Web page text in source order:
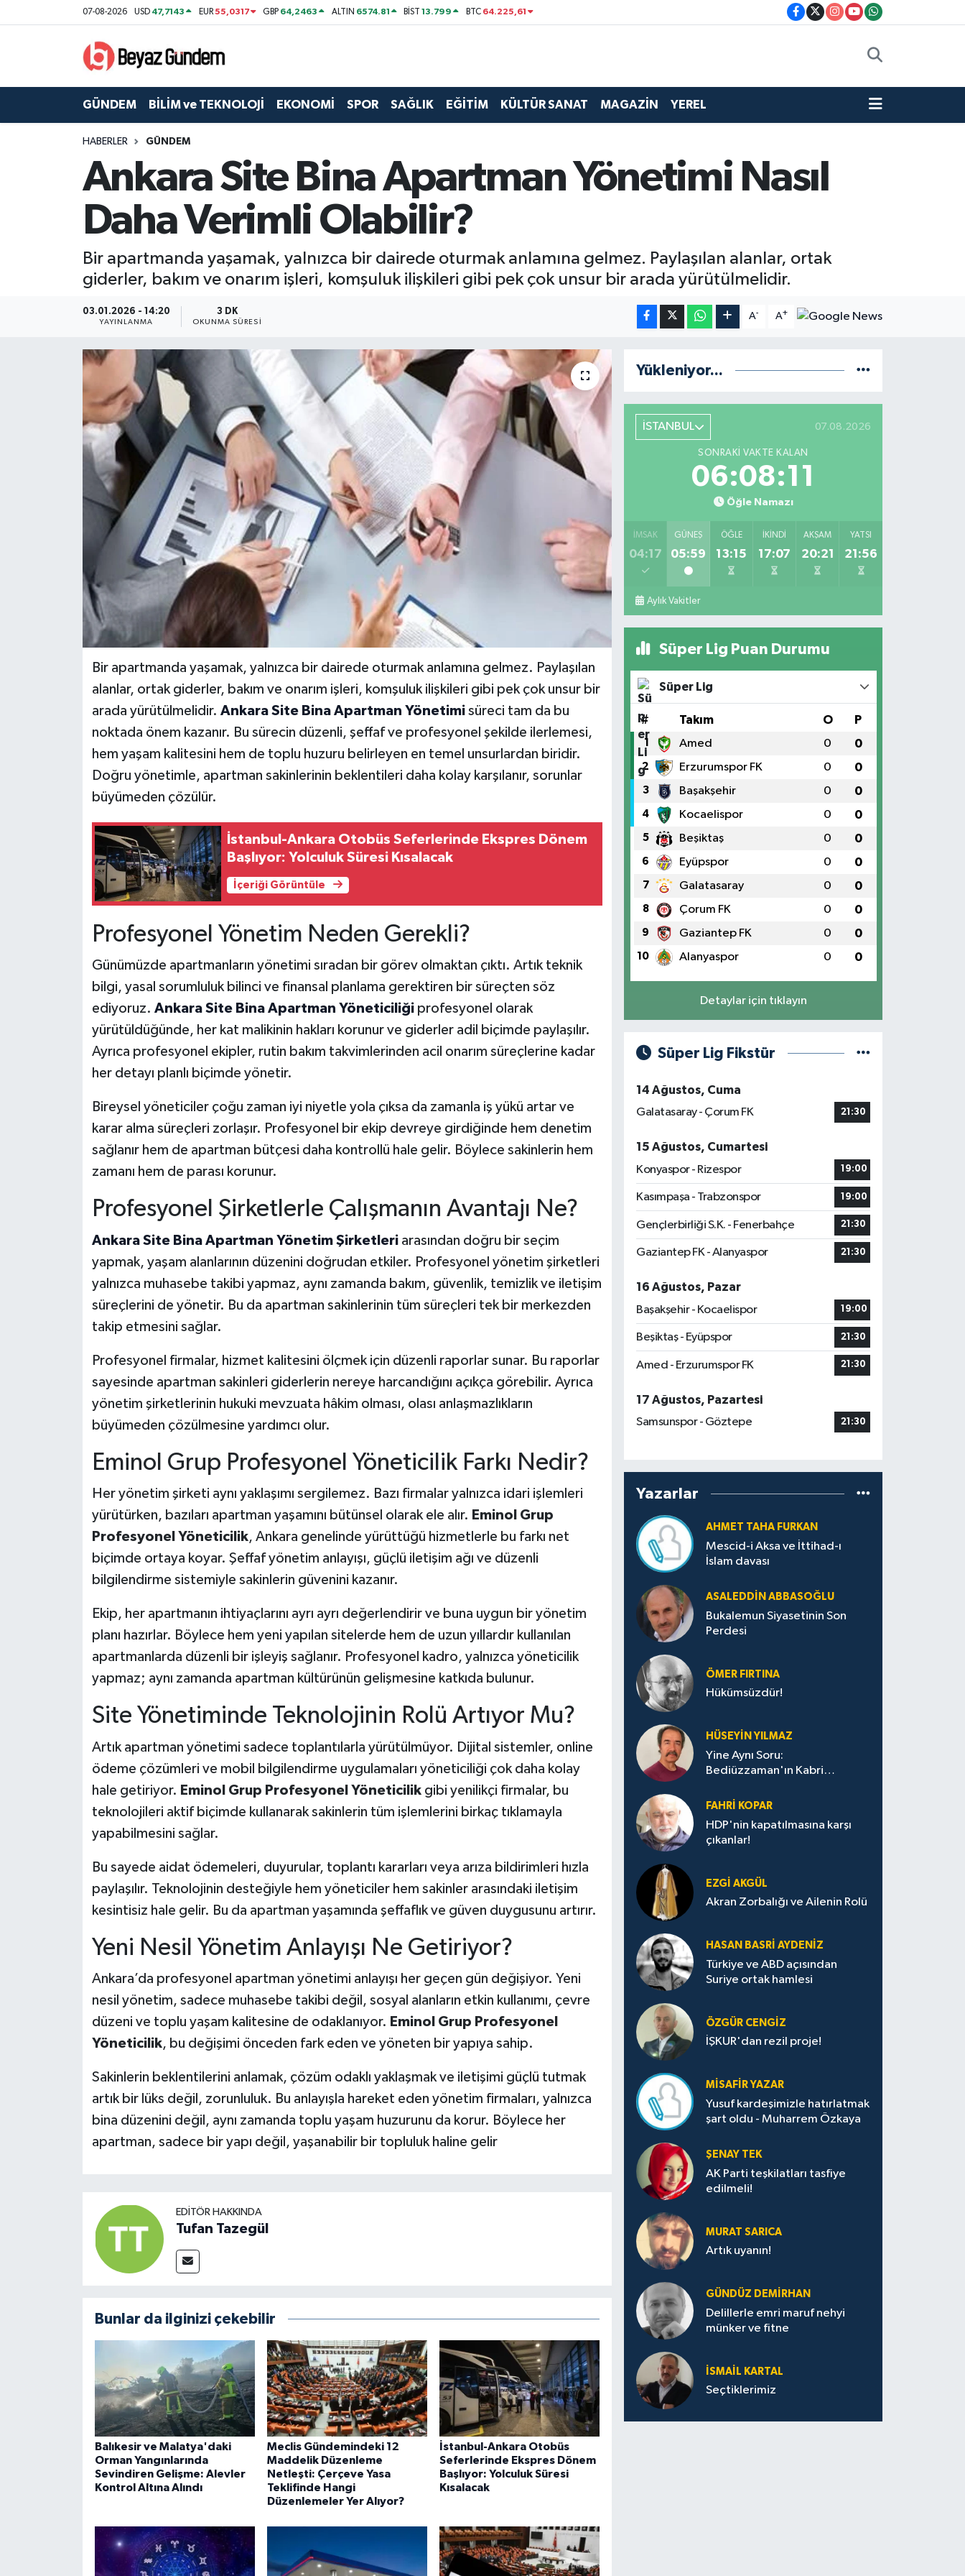
07-08-2026 USD 47,7143 EUR55,0317 GBP 64,2463 ALTIN 6574.81 BİST13.799 BTC 64.225,61
GÜNDEM BİLİM ve TEKNOLOJİ EKONOMİ SPOR SAĞLIK EĞİTİM KÜLTÜR SANAT MAGAZİN YEREL
HABERLER GÜNDEM
Ankara Site Bina Apartman Yönetimi Nasıl
Daha Verimli Olabilir?
Bir apartmanda yaşamak, yalnızca bir dairede oturmak anlamına gelmez. Paylaşılan alanlar, ortak
giderler, bakım ve onarım işleri, komşuluk ilişkileri gibi pek çok unsur bir arada yürütülmelidir.
03.01.2026 - 14:20
YAYINLANMA
3 DK
OKUNMA SÜRESI
A- A+
Bir apartmanda yaşamak, yalnızca bir dairede oturmak anlamına gelmez. Paylaşılan
alanlar, ortak giderler, bakım ve onarım işleri, komşuluk ilişkileri gibi pek çok unsur bir
arada yürütülmelidir. Ankara Site Bina Apartman Yönetimisüreci tam da bu
noktada önem kazanır. Bu sürecin düzenli, şeffaf ve profesyonel şekilde ilerlemesi,
hem yaşam kalitesini hem de toplu huzuru belirleyen en temel unsurlardan biridir.
Doğru yönetimle, apartman sakinlerinin beklentileri daha kolay karşılanır, sorunlar
büyümeden çözülür.
İstanbul-Ankara Otobüs Seferlerinde Ekspres Dönem
Başlıyor: Yolculuk Süresi Kısalacak
İçeriği Görüntüle
Profesyonel Yönetim Neden Gerekli?
Günümüzde apartmanların yönetimi sıradan bir görev olmaktan çıktı. Artık teknik
bilgi, yasal sorumluluk bilinci ve finansal planlama gerektiren bir süreçten söz
ediyoruz. Ankara Site Bina Apartman Yöneticiliğiprofesyonel olarak
yürütüldüğünde, her kat malikinin hakları korunur ve giderler adil biçimde paylaşılır.
Ayrıca profesyonel ekipler, rutin bakım takvimlerinden acil onarım süreçlerine kadar
her detayı planlı biçimde yönetir.
Bireysel yöneticiler çoğu zaman iyi niyetle yola çıksa da zamanla iş yükü artar ve
karar alma süreçleri zorlaşır. Profesyonel bir ekip devreye girdiğinde hem denetim
sağlanır hem de apartman bütçesi daha kontrollü hale gelir. Böylece sakinlerin hem
zamanı hem de parası korunur.
Profesyonel Şirketlerle Çalışmanın Avantajı Ne?
Ankara Site Bina Apartman Yönetim Şirketleriarasından doğru bir seçim
yapmak, yaşam alanlarının düzenini doğrudan etkiler. Profesyonel yönetim şirketleri
yalnızca muhasebe takibi yapmaz, aynı zamanda bakım, güvenlik, temizlik ve iletişim
süreçlerini de yönetir. Bu da apartman sakinlerinin tüm süreçleri tek bir merkezden
takip etmesini sağlar.
Profesyonel firmalar, hizmet kalitesini ölçmek için düzenli raporlar sunar. Bu raporlar
sayesinde apartman sakinleri giderlerin nereye harcandığını açıkça görebilir. Ayrıca
yönetim şirketlerinin hukuki mevzuata hâkim olması, olası anlaşmazlıkların
büyümeden çözülmesine yardımcı olur.
Eminol Grup Profesyonel Yöneticilik Farkı Nedir?
Her yönetim şirketi aynı yaklaşımı sergilemez. Bazı firmalar yalnızca idari işlemleri
yürütürken, bazıları apartman yaşamını bütünsel olarak ele alır. Eminol Grup
Profesyonel Yöneticilik, Ankara genelinde yürüttüğü hizmetlerle bu farkı net
biçimde ortaya koyar. Şeffaf yönetim anlayışı, güçlü iletişim ağı ve düzenli
bilgilendirme sistemiyle sakinlerin güvenini kazanır.
Ekip, her apartmanın ihtiyaçlarını ayrı ayrı değerlendirir ve buna uygun bir yönetim
planı hazırlar. Böylece hem yeni yapılan sitelerde hem de uzun yıllardır kullanılan
apartmanlarda düzenli bir işleyiş sağlanır. Profesyonel kadro, yalnızca yöneticilik
yapmaz; aynı zamanda apartman kültürünün gelişmesine katkıda bulunur.
Site Yönetiminde Teknolojinin Rolü Artıyor Mu?
Artık apartman yönetimi sadece toplantılarla yürütülmüyor. Dijital sistemler, online
ödeme çözümleri ve mobil bilgilendirme uygulamaları yöneticiliği çok daha kolay
hale getiriyor. Eminol Grup Profesyonel Yöneticilikgibi yenilikçi firmalar, bu
teknolojileri aktif biçimde kullanarak sakinlerin tüm işlemlerini birkaç tıklamayla
yapabilmesini sağlar.
Bu sayede aidat ödemeleri, duyurular, toplantı kararları veya arıza bildirimleri hızla
paylaşılır. Teknolojinin desteğiyle hem yöneticiler hem sakinler arasındaki iletişim
kesintisiz hale gelir. Bu da apartman yaşamında şeffaflık ve güven duygusunu artırır.
Yeni Nesil Yönetim Anlayışı Ne Getiriyor?
Ankara’da profesyonel apartman yönetimi anlayışı her geçen gün değişiyor. Yeni
nesil yönetim, sadece muhasebe takibi değil, sosyal alanların etkin kullanımı, çevre
düzeni ve toplu yaşam kalitesine de odaklanıyor. Eminol Grup Profesyonel
Yöneticilik, bu değişimi önceden fark eden ve yöneten bir yapıya sahip.
Sakinlerin beklentilerini anlamak, çözüm odaklı yaklaşmak ve iletişimi güçlü tutmak
artık bir lüks değil, zorunluluk. Bu anlayışla hareket eden yönetim firmaları, yalnızca
bina düzenini değil, aynı zamanda toplu yaşam huzurunu da korur. Böylece her
apartman, sadece bir yapı değil, yaşanabilir bir topluluk haline gelir
EDITÖR HAKKINDA
Tufan Tazegül
Bunlar da ilginizi çekebilir
Balıkesir ve Malatya'daki
Orman Yangınlarında
Sevindiren Gelişme: Alevler
Kontrol Altına Alındı
Meclis Gündemindeki 12
Maddelik Düzenleme
Netleşti: Çerçeve Yasa
Teklifinde Hangi
Düzenlemeler Yer Alıyor?
İstanbul-Ankara Otobüs
Seferlerinde Ekspres Dönem
Başlıyor: Yolculuk Süresi
Kısalacak
Yükleniyor...
İSTANBUL 07.08.2026
SONRAKI VAKTE KALAN
06:08:10
Öğle Namazı
İMSAK
04:17
GÜNEŞ
05:59
ÖĞLE
13:15
İKINDI
17:07
AKŞAM
20:21
YATSI
21:56
Aylık Vakitler
Süper Lig Puan Durumu
Süper Lig
# Takım O P
1 Amed 0 0
2 Erzurumspor FK 0 0
3 Başakşehir 0 0
4 Kocaelispor 0 0
5 Beşiktaş 0 0
6 Eyüpspor 0 0
7 Galatasaray 0 0
8 Çorum FK 0 0
9 Gaziantep FK 0 0
10 Alanyaspor 0 0
Detaylar için tıklayın
Süper Lig Fikstür
14 Ağustos, Cuma
Galatasaray - Çorum FK
21:30
15 Ağustos, Cumartesi
Konyaspor - Rizespor
19:00
Kasımpaşa - Trabzonspor 19:00
Gençlerbirliği S.K. - Fenerbahçe 21:30
Gaziantep FK - Alanyaspor 21:30
16 Ağustos, Pazar
Başakşehir - Kocaelispor
19:00
Beşiktaş - Eyüpspor 21:30
Amed - Erzurumspor FK 21:30
17 Ağustos, Pazartesi
Samsunspor - Göztepe
21:30
Yazarlar
AHMET TAHA FURKAN
Mescid-i Aksa ve İttihad-ı
İslam davası
ASALEDDIN ABBASOĞLU
Bukalemun Siyasetinin Son
Perdesi
ÖMER FIRTINA
Hükümsüzdür!
HÜSEYIN YILMAZ
Yine Aynı Soru:
Bediüzzaman'ın Kabri
FAHRI KOPAR
HDP'nin kapatılmasına karşı
çıkanlar!
EZGI AKGÜL
Akran Zorbalığı ve Ailenin Rolü
HASAN BASRI AYDENIZ
Türkiye ve ABD açısından
Suriye ortak hamlesi
ÖZGÜR CENGIZ
İŞKUR'dan rezil proje!
MISAFIR YAZAR
Yusuf kardeşimizle hatırlatmak
şart oldu - Muharrem Özkaya
ŞENAY TEK
AK Parti teşkilatları tasfiye
edilmeli!
MURAT SARICA
Artık uyanın!
GÜNDÜZ DEMIRHAN
Delillerle emri maruf nehyi
münker ve fitne
İSMAIL KARTAL
Seçtiklerimiz
GÜNDEM
BİLİM ve TEKNOLOJİ
KÜLTÜR SANAT
MAGAZİN
Hava Durumu
Trafik Durumu
Tüm Manşetler
Haber Arşivi